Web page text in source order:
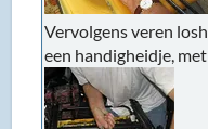
Vervolgens veren
een handigheidje,